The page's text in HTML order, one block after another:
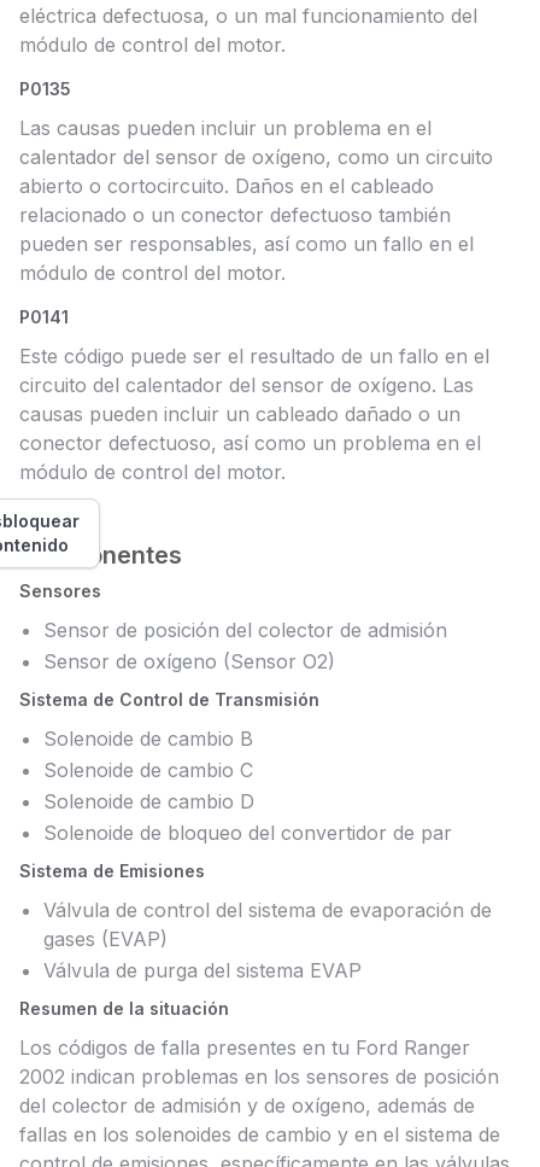
eléctrica defectuosa, o un mal funcionamiento del
módulo de control del motor.
P0135
Las causas pueden incluir un problema en el
calentador del sensor de oxígeno, como un circuito
abierto o cortocircuito. Daños en el cableado
relacionado o un conector defectuoso también
pueden ser responsables, así como un fallo en el
módulo de control del motor.
P0141
Este código puede ser el resultado de un fallo en el
circuito del calentador del sensor de oxígeno. Las
causas pueden incluir un cableado dañado o un
conector defectuoso, así como un problema en el
módulo de control del motor.
Componentes
Sensores
Sensor de posición del colector de admisión
Sensor de oxígeno (Sensor O2)
Sistema de Control de Transmisión
Solenoide de cambio B
Solenoide de cambio C
Solenoide de cambio D
Solenoide de bloqueo del convertidor de par
Sistema de Emisiones
Válvula de control del sistema de evaporación de
gases (EVAP)
Válvula de purga del sistema EVAP
Resumen de la situación
Los códigos de falla presentes en tu Ford Ranger
2002 indican problemas en los sensores de posición
del colector de admisión y de oxígeno, además de
fallas en los solenoides de cambio y en el sistema de